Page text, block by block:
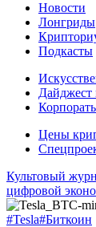
Новости
Лонгриды
Подкасты
Дайджест
Цены
Культовый
цифровой
#Tesla#Биткоин